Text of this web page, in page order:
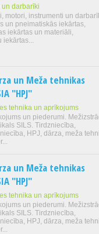
un darbarīki
motori, instrumenti un
un pneimatiskās iekārtas,
iekārtas un materiāli,
iekārtas...
un Meža tehnikas
"HPJ"
tehnika un aprīkojums
un piederumi.
SILS. Tirdzniecība,
HPJ, dārza, meža
un Meža tehnikas
"HPJ"
tehnika un aprīkojums
un piederumi.
SILS. Tirdzniecība,
HPJ, dārza, meža